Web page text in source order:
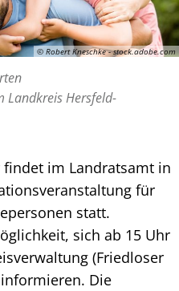
© Robert Kneschke - stock.adobe.com
Landkreis Hersfeld-
findet im Landratsamt in
für
statt.
sich ab 15 Uhr
(Friedloser
informieren. Die